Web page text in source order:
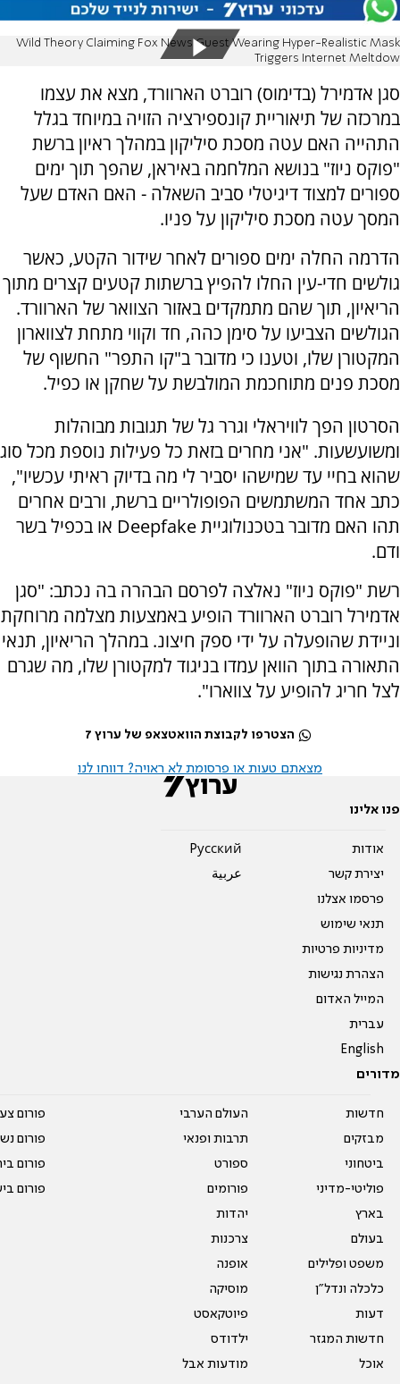
Wild Theory Claiming Fox News Guest Wearing Hyper-Realistic Mask
Triggers Internet Meltdow
סגן אדמירל (בדימוס) רוברט הארוורד, מצא את עצמו
במרכזה של תיאוריית קונספירציה הזויה במיוחד בגלל
התהייה האם עטה מסכת סיליקון במהלך ראיון ברשת
"פוקס ניוז" בנושא המלחמה באיראן, שהפך תוך ימים
ספורים למצוד דיגיטלי סביב השאלה - האם האדם שעל
המסך עטה מסכת סיליקון על פניו.
הדרמה החלה ימים ספורים לאחר שידור הקטע, כאשר
גולשים חדי-עין החלו להפיץ ברשתות קטעים קצרים מתוך
הריאיון, תוך שהם מתמקדים באזור הצוואר של הארוורד.
הגולשים הצביעו על סימן כהה, חד וקווי מתחת לצווארון
המקטורן שלו, וטענו כי מדובר ב"קו התפר" החשוף של
מסכת פנים מתוחכמת המולבשת על שחקן או כפיל.
הסרטון הפך לוויראלי וגרר גל של תגובות מבוהלות
ומשועשעות. "אני מחרים בזאת כל פעילות נוספת מכל סוג
שהוא בחיי עד שמישהו יסביר לי מה בדיוק ראיתי עכשיו",
כתב אחד המשתמשים הפופולריים ברשת, ורבים אחרים
תהו האם מדובר בטכנולוגיית Deepfake או בכפיל בשר
ודם.
רשת "פוקס ניוז" נאלצה לפרסם הבהרה בה נכתב: "סגן
אדמירל רוברט הארוורד הופיע באמצעות מצלמה מרוחקת
וניידת שהופעלה על ידי ספק חיצונ. במהלך הריאיון, תנאי
התאורה בתוך הוואן עמדו בניגוד למקטורן שלו, מה שגרם
לצל חריג להופיע על צווארו".
הצטרפו לקבוצת הוואטצאפ של ערוץ 7
מצאתם טעות או פרסומת לא ראויה? דווחו לנו
פנו אלינו
אודות
יצירת קשר
פרסמו אצלנו
תנאי שימוש
מדיניות פרטיות
הצהרת נגישות
המייל האדום
עברית
English
Pусский
عربية
מדורים
חדשות
מבזקים
ביטחוני
פוליטי-מדיני
בארץ
בעולם
משפט ופלילים
כלכלה ונדל"ן
דעות
חדשות המגזר
אוכל
העולם הערבי
תרבות ופנאי
ספורט
פורומים
יהדות
צרכנות
אופנה
מוסיקה
פיוטקאסט
ילדודס
מודעות אבל
פורום
פורום
פורום
פורום